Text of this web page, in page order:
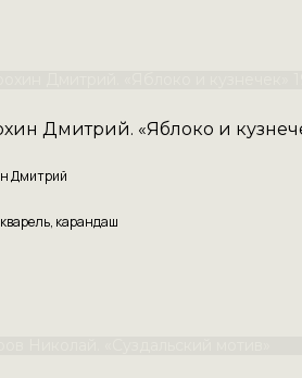
Дмитрий. «Яблоко и
Дмитрий
карандаш